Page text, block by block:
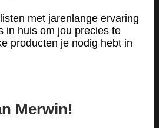
met jarenlange ervaring
in huis om jou precies te
producten je nodig hebt in
Merwin!